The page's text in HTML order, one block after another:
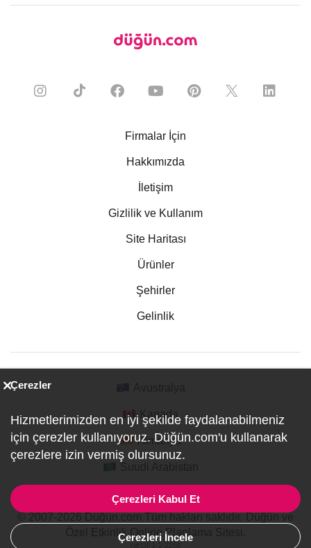
Firmalar İçin
Hakkımızda
İletişim
Gizlilik ve Kullanım
Site Haritası
Ürünler
Şehirler
Gelinlik
Kanada
Almanya
Özel Etkinlik Online Planlama Sitesi.
Çerezler
Hizmetlerimizden en iyi şekilde faydalanabilmeniz
için çerezler kullanıyoruz. Düğün.com'u kullanarak
çerezlere izin vermiş olursunuz.
Çerezleri Kabul Et
Çerezleri İncele